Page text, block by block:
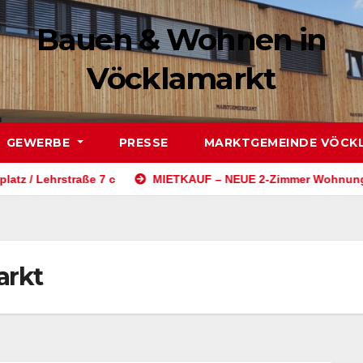
Bauen & Wohnen in
Vöcklamarkt
GEWERBE PRESSE MARKTGEMEINDE
Lehrstraße 7 c MIETKAUF – NEUE 2-Zimmer Wohnung /